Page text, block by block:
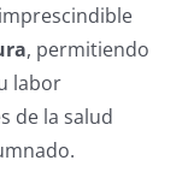
, permitiendo
labor
de la salud